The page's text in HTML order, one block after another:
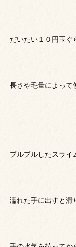
だいたい１０円玉ぐ
長さや毛量によって
プルプルしたスライ
濡れた手に出すと滑